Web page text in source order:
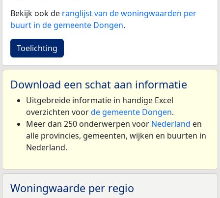
Bekijk ook de ranglijst van de woningwaarden per
buurt in de gemeente Dongen.
Toelichting
Download een schat aan informatie
Uitgebreide informatie in handige Excel
overzichten voorde gemeente Dongen.
Meer dan 250 onderwerpen voor Nederland en
alle provincies, gemeenten, wijken en buurten in
Nederland.
Woningwaarde per regio